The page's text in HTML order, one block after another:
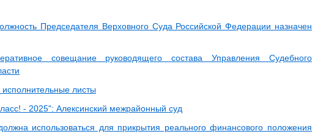
Председателя Верховного Суда Российской Федерации назначен
совещание руководящего состава Управления Судебного
листы
- 2025": Алексинский межрайонный суд
использоваться для прикрытия реального финансового положения